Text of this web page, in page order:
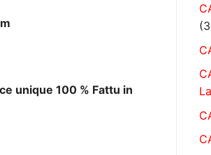
unique 100 % Fattu in
3